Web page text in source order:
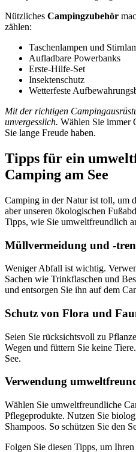
Nützliches Campingzubehör
zählen:
Taschenlampen und
Aufladbare Powerbanks
Erste-Hilfe-Set
Insektenschutz
Wetterfeste
Mit der richtigen
unvergesslich. Wählen Sie immer
Sie lange Freude haben.
Tipps für ein
Camping am See
Camping in der Natur ist toll, um
aber unseren ökologischen
Tipps, wie Sie umweltfreundlich
Müllvermeidung und -
Weniger Abfall ist wichtig.
Sachen wie Trinkflaschen und
und entsorgen Sie ihn auf dem
Schutz von Flora und
Seien Sie rücksichtsvoll zu
Wegen und füttern Sie keine
See.
Verwendung
Wählen Sie umweltfreundliche
Pflegeprodukte. Nutzen Sie
Shampoos. So schützen Sie den
Folgen Sie diesen Tipps, um